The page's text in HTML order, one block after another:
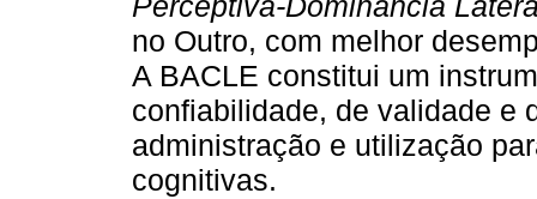
no Outro, com melhor
A BACLE constitui um
confiabilidade, de validade e
administração e utilização
cognitivas.